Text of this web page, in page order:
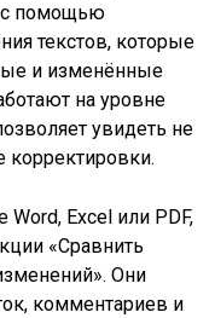
с помощью
текстов, которые
и изменённые
на уровне
увидеть не
корректировки.
Word, Excel или PDF,
«Сравнить
Они
комментариев и